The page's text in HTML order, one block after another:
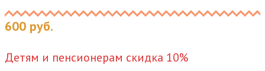
600 руб.
Детям и пенсионерам скидка 10%